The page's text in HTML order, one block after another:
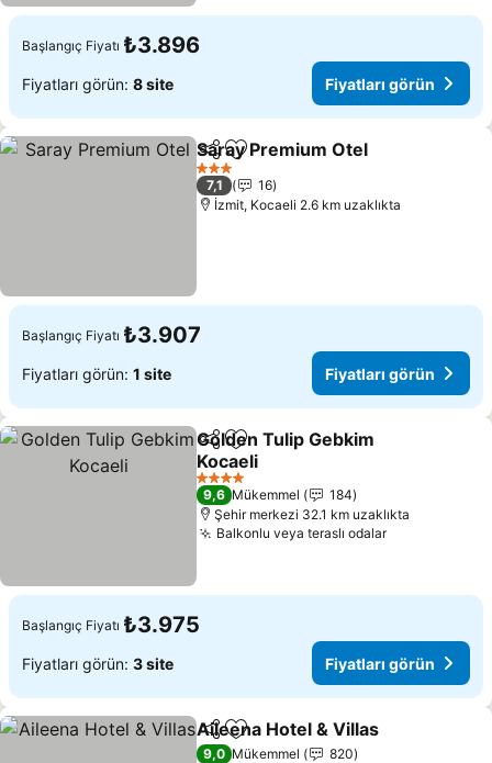
Başlangıç Fiyatı ₺3.896
Fiyatları görün: 8 site Fiyatları görün
PaylaşFavorilerime ekle
Saray Premium Otel
3 Yıldız
7,1
16
İzmit, Kocaeli 2.6 km uzaklıkta
Başlangıç Fiyatı ₺3.907
Fiyatları görün: 1 site Fiyatları görün
PaylaşFavorilerime ekle
Golden Tulip Gebkim
Kocaeli
Fiyatları görün
4 Yıldız
9,6 Mükemmel
184
Şehir merkezi 32.1 km uzaklıkta
Balkonlu veya teraslı odalarFiyatları
Başlangıç Fiyatı ₺3.975
Fiyatları görün: 3 site Fiyatları görün
PaylaşFavorilerime ekle
Aileena Hotel & Villas
9,0 Mükemmel
820